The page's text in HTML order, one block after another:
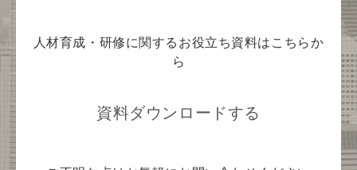
人材育成・研修に関するお役立ち資料はこちらか
ら
資料ダウンロードする